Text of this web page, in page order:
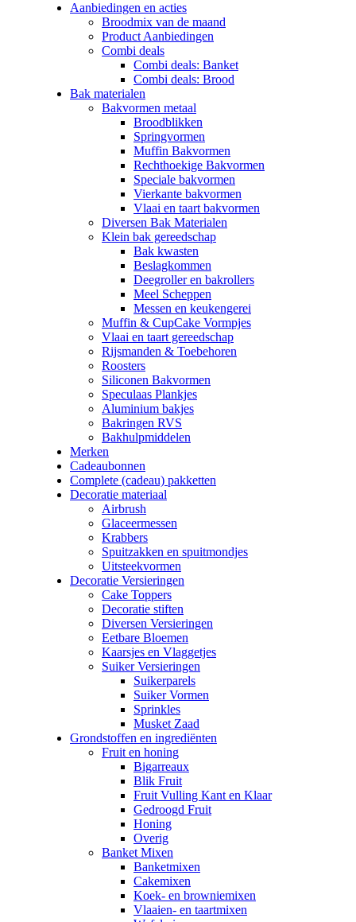
Aanbiedingen en acties
Broodmix van de maand
Product Aanbiedingen
Combi deals
Combi deals: Banket
Combi deals: Brood
Bak materialen
Bakvormen metaal
Broodblikken
Springvormen
Muffin Bakvormen
Rechthoekige Bakvormen
Speciale bakvormen
Vierkante bakvormen
Vlaai en taart bakvormen
Diversen Bak Materialen
Klein bak gereedschap
Bak kwasten
Beslagkommen
Deegroller en bakrollers
Meel Scheppen
Messen en keukengerei
Muffin & CupCake Vormpjes
Vlaai en taart gereedschap
Rijsmanden & Toebehoren
Roosters
Siliconen Bakvormen
Speculaas Plankjes
Aluminium bakjes
Bakringen RVS
Bakhulpmiddelen
Merken
Cadeaubonnen
Complete (cadeau) pakketten
Decoratie materiaal
Airbrush
Glaceermessen
Krabbers
Spuitzakken en spuitmondjes
Uitsteekvormen
Decoratie Versieringen
Cake Toppers
Decoratie stiften
Diversen Versieringen
Eetbare Bloemen
Kaarsjes en Vlaggetjes
Suiker Versieringen
Suikerparels
Suiker Vormen
Sprinkles
Musket Zaad
Grondstoffen en ingrediënten
Fruit en honing
Bigarreaux
Blik Fruit
Fruit Vulling Kant en Klaar
Gedroogd Fruit
Honing
Overig
Banket Mixen
Banketmixen
Cakemixen
Koek- en browniemixen
Vlaaien- en taartmixen